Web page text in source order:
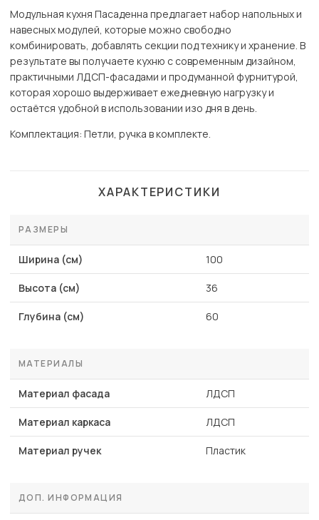
Модульная кухня Пасаденна предлагает набор напольных и
навесных модулей, которые можно свободно
комбинировать, добавлять секции под технику и хранение. В
результате вы получаете кухню с современным дизайном,
практичными ЛДСП-фасадами и продуманной фурнитурой,
которая хорошо выдерживает ежедневную нагрузку и
остаётся удобной в использовании изо дня в день.
Комплектация: Петли, ручка в комплекте.
ХАРАКТЕРИСТИКИ
РАЗМЕРЫ
Ширина (см) 100
Высота (см) 36
Глубина (см) 60
МАТЕРИАЛЫ
Материал фасада ЛДСП
Материал каркаса ЛДСП
Материал ручек Пластик
ДОП. ИНФОРМАЦИЯ